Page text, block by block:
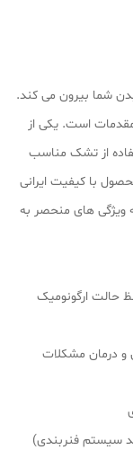
شما بیرون می کند.
است. یکی از
از تشک مناسب
با کیفیت ایرانی
ویژگی های منحصر به
حالت ارگونومیک
درمان مشکلات
سیستم فنربندی)